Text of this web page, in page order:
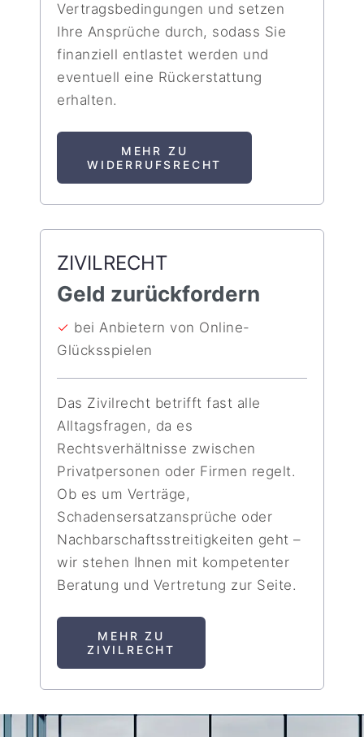
Vertragsbedingungen und setzen
Ihre Ansprüche durch, sodass Sie
finanziell entlastet werden und
eventuell eine Rückerstattung
erhalten.
MEHR ZU
WIDERRUFSRECHT
ZIVILRECHT
Geld zurückfordern
✓ bei Anbietern von Online-
Glücksspielen
Das Zivilrecht betrifft fast alle
Alltagsfragen, da es
Rechtsverhältnisse zwischen
Privatpersonen oder Firmen regelt.
Ob es um Verträge,
Schadensersatzansprüche oder
Nachbarschaftsstreitigkeiten geht –
wir stehen Ihnen mit kompetenter
Beratung und Vertretung zur Seite.
MEHR ZU
ZIVILRECHT